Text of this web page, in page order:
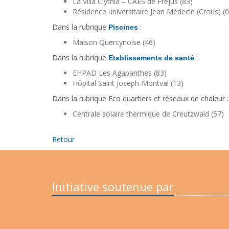
Résidence universitaire Jean Médecin (Crous)
Dans la rubrique Piscines :
Maison Quercynoise (46)
Dans la rubrique Etablissements de santé :
EHPAD Les Agapanthes (83)
Hôpital Saint Joseph-Montval (13)
Dans la rubrique Eco quartiers et réseaux de chaleur :
Centrale solaire thermique de Creutzwald (57)
Retour
Initiative soutenue par